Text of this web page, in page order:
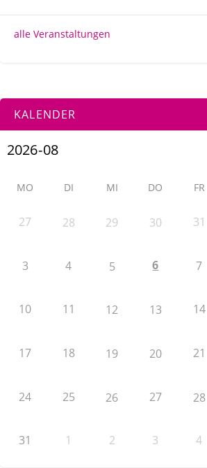
alle Veranstaltungen
KALENDER
MO DI MI DO FR
27 28 29 30 31
3 4 5 6 7
10 11 12 13 14
17 18 19 20 21
24 25 26 27 28
31 1 2 3 4